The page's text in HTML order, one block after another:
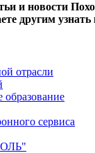
и новости
другим узнать
отрасли
образование
сервиса